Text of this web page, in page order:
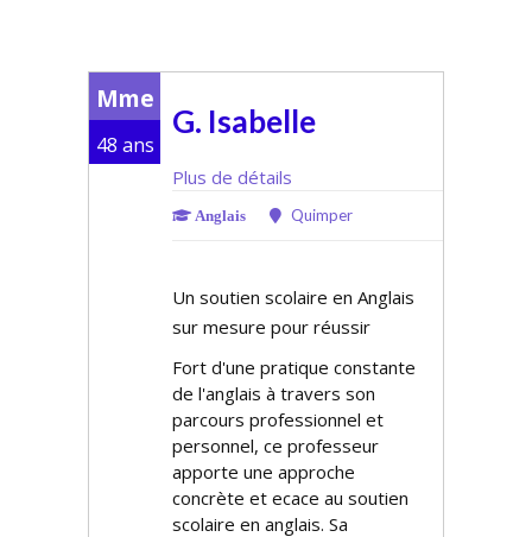
Mme
48 ans
G. Isabelle
Plus de détails
Anglais Quimper
Un soutien scolaire en Anglais
sur mesure pour réussir
Fort d'une pratique constante
de l'anglais à travers son
parcours professionnel et
personnel, ce professeur
apporte une approche
concrète et efficace au soutien
scolaire en anglais. Sa